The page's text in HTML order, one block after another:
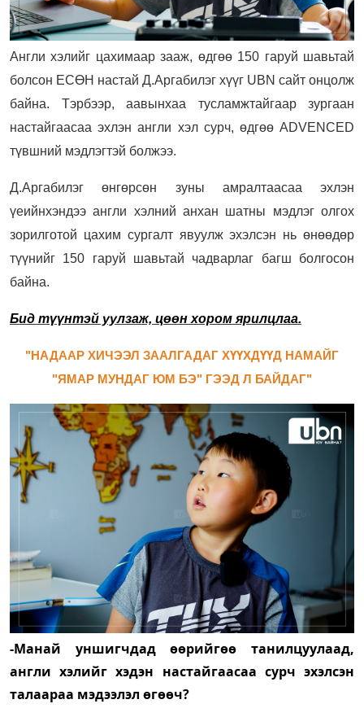
Англи хэлийг цахимаар зааж, өдгөө 150 гаруй шавьтай
болсон ЕСӨН настай Д.Аргабилэг хүүг UBN сайт онцолж
байна. Тэрбээр, аавынхаа тусламжтайгаар зургаан
настайгаасаа эхлэн англи хэл сурч, өдгөө ADVENCED
түвшний мэдлэгтэй болжээ.
Д.Аргабилэг өнгөрсөн зуны амралтаасаа эхлэн
үеийнхэндээ англи хэлний анхан шатны мэдлэг олгох
зорилготой цахим сургалт явуулж эхэлсэн нь өнөөдөр
түүнийг 150 гаруй шавьтай чадварлаг багш болгосон
байна.
Бид түүнтэй уулзаж, цөөн хором ярилцлаа.
"НАДААР ХИЧЭЭЛ ЗААЛГАДАГ ХҮҮХДҮҮД НАМАЙГ
"ЯМАР МУНДАГ ЮМ БЭ" ГЭЭД Л БАЙДАГ"
-Манай уншигчдад өөрийгөө танилцуулаад,
англи хэлийг хэдэн настайгаасаа сурч эхэлсэн
талаараа мэдээлэл өгөөч?